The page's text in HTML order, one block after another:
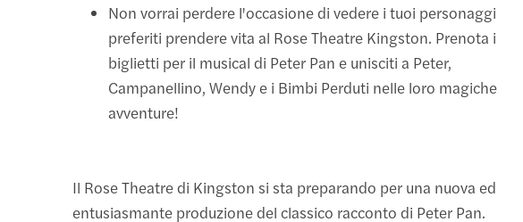
Non vorrai perdere l'occasione di vedere i tuoi personaggi
preferiti prendere vita al Rose Theatre Kingston. Prenota i
biglietti per il musical di Peter Pan e unisciti a Peter,
Campanellino, Wendy e i Bimbi Perduti nelle loro magiche
avventure!
Il Rose Theatre di Kingston si sta preparando per una nuova ed
entusiasmante produzione del classico racconto di Peter Pan.